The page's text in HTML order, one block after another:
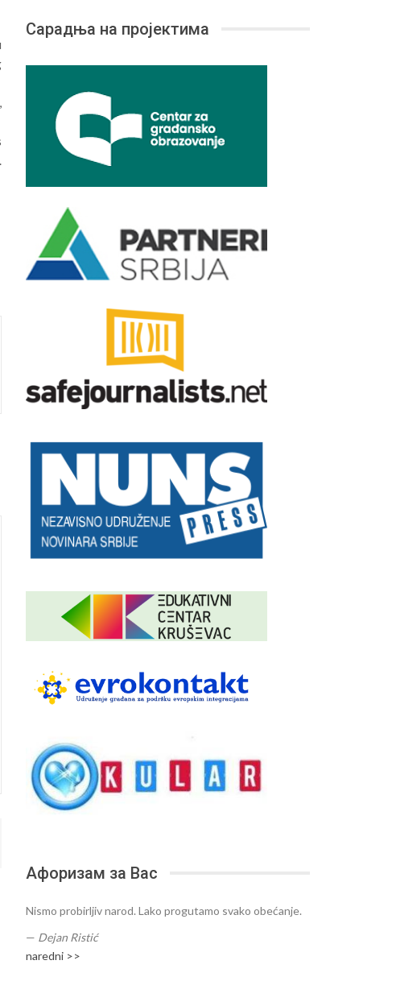
Сарадња на пројектима
Афоризам за Вас
Nismo probirljiv narod. Lako progutamo svako obećanje.
— Dejan Ristić
naredni >>